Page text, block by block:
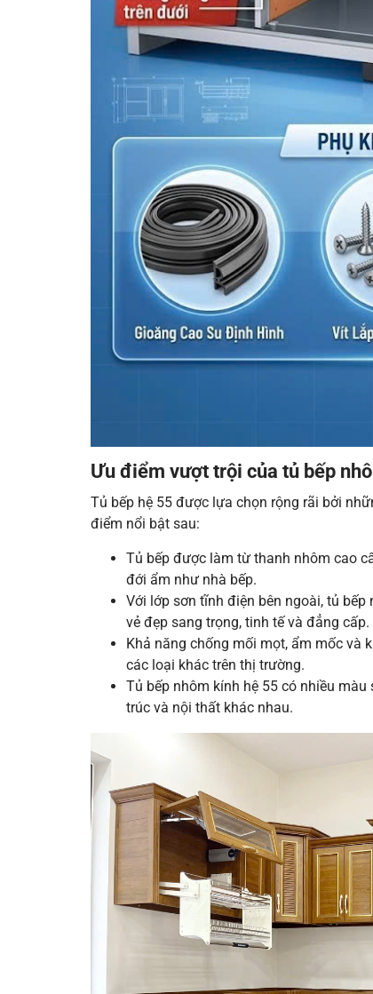
Ưu điểm vượt trội của tủ bếp
Tủ bếp hệ 55 được lựa chọn rộng rãi bởi
điểm nổi bật sau:
Tủ bếp được làm từ thanh nhôm cao
đới ẩm như nhà bếp.
Với lớp sơn tĩnh điện bên ngoài, tủ
vẻ đẹp sang trọng, tinh tế và đẳng cấp.
Khả năng chống mối mọt, ẩm mốc và
các loại khác trên thị trường.
Tủ bếp nhôm kính hệ 55 có nhiều
trúc và nội thất khác nhau.